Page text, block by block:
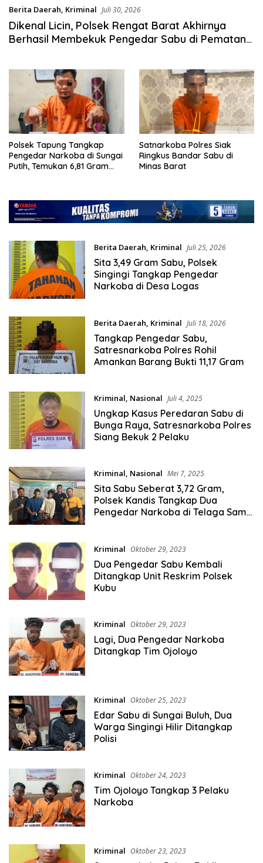
Berita Daerah, Kriminal Juli 30, 2026
Dikenal Licin, Polsek Rengat Barat Akhirnya
Berhasil Membekuk Pengedar Sabu di Pematang
Polsek Tapung Tangkap
Pengedar Narkoba di Sungai
Putih, Temukan 6,81 Gram
Satnarkoba Polres Siak
Ringkus Bandar Sabu di
Minas Barat
Berita Daerah, Kriminal Juli 25, 2026
Sita 3,49 Gram Sabu, Polsek
Singingi Tangkap Pengedar
Narkoba di Desa Logas
Berita Daerah Kriminal Juli 18, 2026
Tangkap Pengedar Sabu,
Satresnarkoba Polres Rohil
Amankan Barang Bukti 11,17 Gram
Kriminal, Nasional Juli 4, 2025
Ungkap Kasus Peredaran Sabu di
Bunga Raya, Satresnarkoba Polres
Siang Bekuk 2 Pelaku
Kriminal, Nasional Mei 7, 2025
Sita Sabu Seberat 3,72 Gram,
Polsek Kandis Tangkap Dua
Pengedar Narkoba di Telaga Sam
Kriminal Oktober 29, 2023
Dua Pengedar Sabu Kembali
Ditangkap Unit Reskrim Polsek
Kubu
Kriminal Oktober 29, 2023
Lagi, Dua Pengedar Narkoba
Ditangkap Tim Ojoloyo
Kriminal Oktober 25, 2023
Edar Sabu di Sungai Buluh, Dua
Warga Singingi Hilir Ditangkap
Polisi
Kriminal Oktober 24, 2023
Tim Ojoloyo Tangkap 3 Pelaku
Narkoba
Kriminal Oktober 23, 2023